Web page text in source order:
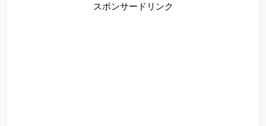
スポンサードリンク